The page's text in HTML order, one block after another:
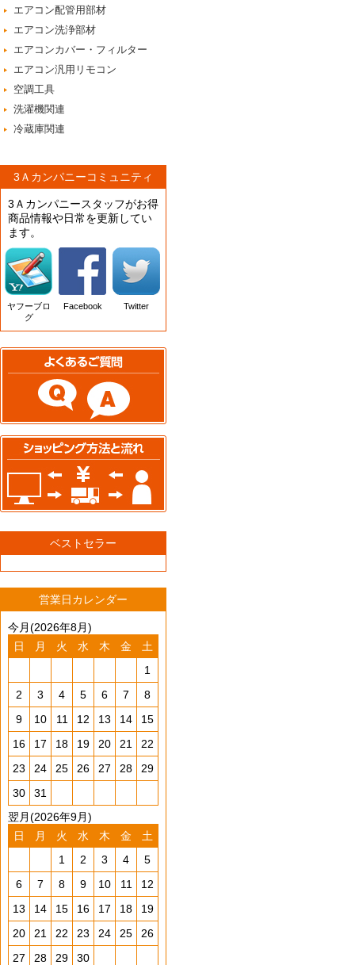
エアコン配管用部材
エアコン洗浄部材
エアコンカバー・フィルター
エアコン汎用リモコン
空調工具
洗濯機関連
冷蔵庫関連
3Ａカンパニーコミュニティ
3Ａカンパニースタッフがお得
商品情報や日常を更新してい
ます。
ヤフーブロ
グ
Facebook Twitter
ベストセラー
営業日カレンダー
今月(2026年8月)
日
月 火 水 木 金
土
1
2
3 4 5 6 7
8
9
10 11 12 13 14
15
16
17 18 19 20 21
22
23
24 25 26 27 28
29
30
31
翌月(2026年9月)
日
月 火 水 木 金
土
1
2 3 4
5
6
7 8 9 10 11
12
13
14 15 16 17 18
19
20
21 22 23 24 25
26
27
28 29
30